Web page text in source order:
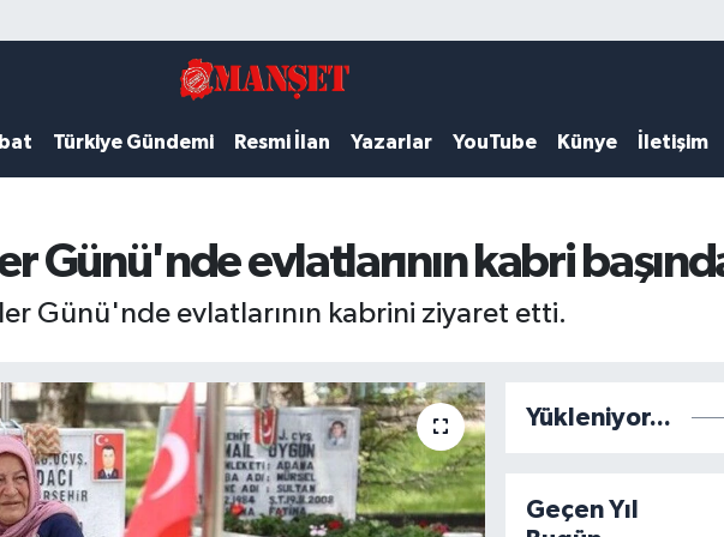
Türkiye Gündemi Resmi İlan Yazarlar YouTube Künye İletişim
Günü'nde evlatlarının kabri
Günü'nde evlatlarının kabrini ziyaret etti.
Yükleniyor...
Geçen Yıl